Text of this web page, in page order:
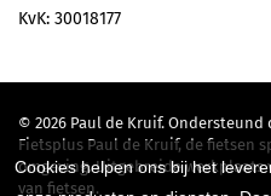
KvK: 30018177
© 2026 Paul de Kruif. Ondersteund
Fietsplus Paul de Kruif, de fietsen
omgeving. Uitgebreide
van fietsen.
Cookies helpen ons bij het